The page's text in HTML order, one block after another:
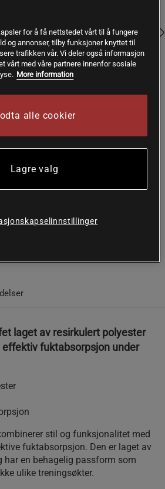
Gratis retur
med Soft Touch Bra Tank
laget av resirkulert polyester
fuktabsorpsjon under
stil og funksjonalitet med
fuktabsorpsjon. Den er laget av
har en behagelig passform som
ulike treningsøkter.
for å få nettstedet vårt til å fungere
og annonser, tilby funksjoner knyttet til
trafikken vår. Vi deler også informasjon
vårt med våre partnere innenfor sosiale
More information
alle cookier
Lagre valg